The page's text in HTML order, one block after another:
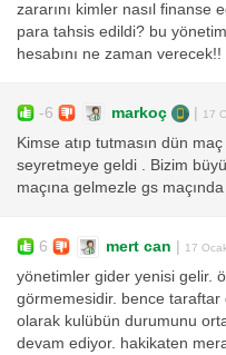
zararını kimler nasıl
para tahsis edildi? bu
hesabını ne zaman verecek!!
-6 markoç | 17
Kimse atıp tutmasın dün
seyretmeye geldi . Bizim
maçına gelmezle gs
6 mert can | 17
yönetimler gider yenisi gelir.
görmemesidir. bence taraftar
olarak kulübün durumunu
devam ediyor. hakikaten